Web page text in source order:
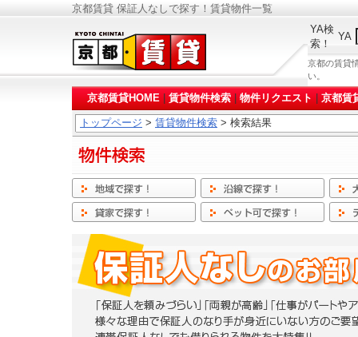
京都賃貸 保証人なしで探す！賃貸物件一覧
YA検
索！
YA
京都の賃貸
い。
京都賃貸HOME 賃貸物件検索 物件リクエスト 京都賃
トップページ > 賃貸物件検索 > 検索結果